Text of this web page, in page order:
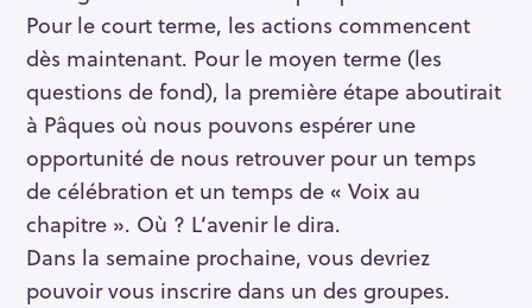
Pour le court terme, les actions commencent
dès maintenant. Pour le moyen terme (les
questions de fond), la première étape aboutirait
à Pâques où nous pouvons espérer une
opportunité de nous retrouver pour un temps
de célébration et un temps de « Voix au
chapitre ». Où ? L’avenir le dira.
Dans la semaine prochaine, vous devriez
pouvoir vous inscrire dans un des groupes.